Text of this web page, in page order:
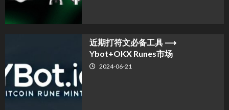
近期打符文必备工具 ⟶
Ybot+OKX Runes市场
2024-06-21